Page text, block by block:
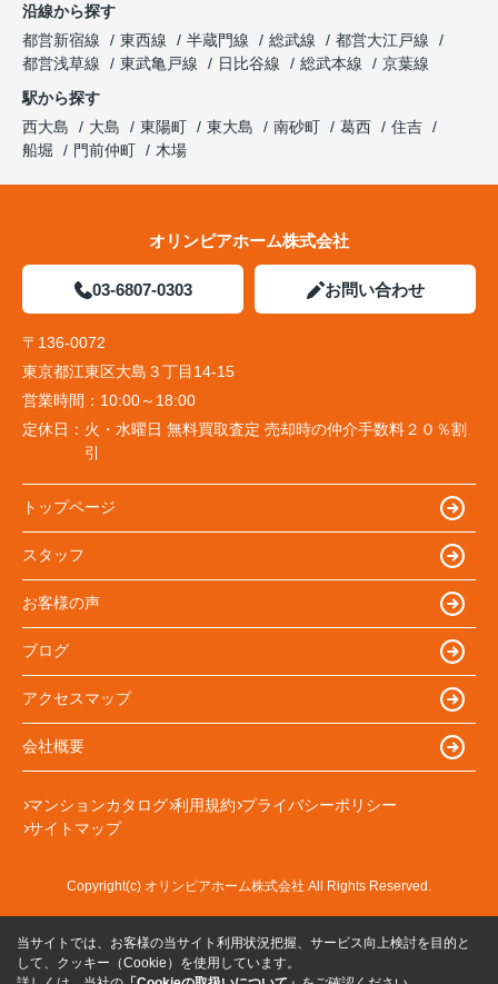
沿線から探す
都営新宿線
東西線 半蔵門線 総武線
都営大江戸線
都営浅草線
東武亀戸線 日比谷線 総武本線
京葉線
駅から探す
西大島
大島 東陽町 東大島 南砂町 葛西
住吉
船堀
門前仲町 木場
オリンピアホーム株式会社
03-6807-0303 お問い合わせ
〒136-0072
東京都江東区大島３丁目14-15
営業時間： 10:00～18:00
定休日： 火・水曜日 無料買取査定 売却時の仲介手数料２０％割
引
トップページ
スタッフ
お客様の声
ブログ
アクセスマップ
会社概要
マンションカタログ 利用規約 プライバシーポリシー
サイトマップ
Copyright(c) オリンピアホーム株式会社 All Rights Reserved.
当サイトでは、お客様の当サイト利用状況把握、サービス向上検討を目的と
して、クッキー（Cookie）を使用しています。